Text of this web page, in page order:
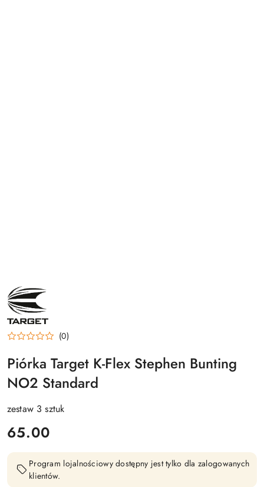
NAZWA
PRODUCENTA:
TARGET
(0)
Piórka Target K-Flex Stephen Bunting
NO2 Standard
zestaw 3 sztuk
cena:
65.00
Program lojalnościowy dostępny jest tylko dla zalogowanych
klientów.